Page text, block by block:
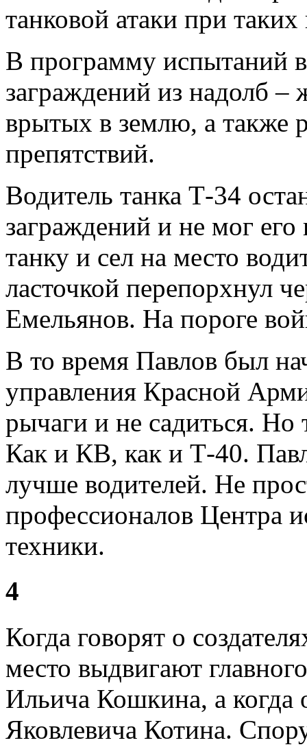
танковой атаки при
В программу испытаний
заграждений из надолб –
врытых в землю, а также
препятствий.
Водитель танка Т-34
заграждений и не мог
танку и сел на место
ласточкой перепорхнул
Емельянов. На пороге
В то время Павлов был
управления Красной
рычаги и не садиться.
Как и КВ, как и Т-40.
лучше водителей. Не
профессионалов Центра
техники.
4
Когда говорят о
место выдвигают
Ильича Кошкина, а когда
Яковлевича Котина.